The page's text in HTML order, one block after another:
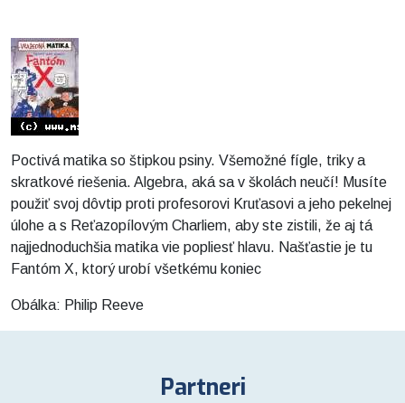
Poctivá matika so štipkou psiny. Všemožné fígle, triky a
skratkové riešenia. Algebra, aká sa v školách neučí! Musíte
použiť svoj dôvtip proti profesorovi Kruťasovi a jeho pekelnej
úlohe a s Reťazopílovým Charliem, aby ste zistili, že aj tá
najjednoduchšia matika vie popliesť hlavu. Našťastie je tu
Fantóm X, ktorý urobí všetkému koniec
Obálka: Philip Reeve
Partneri